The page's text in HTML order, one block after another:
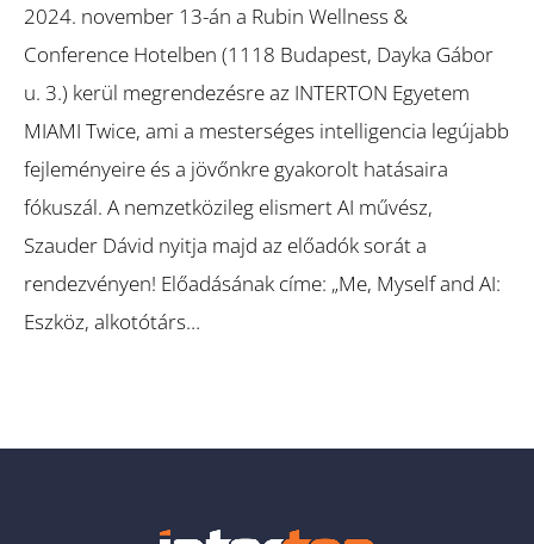
2024. november 13-án a Rubin Wellness &
Conference Hotelben (1118 Budapest, Dayka Gábor
u. 3.) kerül megrendezésre az INTERTON Egyetem
MIAMI Twice, ami a mesterséges intelligencia legújabb
fejleményeire és a jövőnkre gyakorolt hatásaira
fókuszál. A nemzetközileg elismert AI művész,
Szauder Dávid nyitja majd az előadók sorát a
rendezvényen! Előadásának címe: „Me, Myself and AI:
Eszköz, alkotótárs…